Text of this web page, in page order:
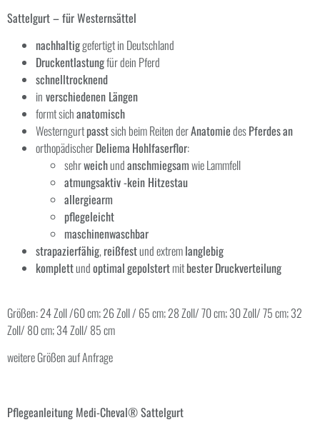
Sattelgurt – für Westernsättel
nachhaltiggefertigt in Deutschland
Druckentlastungfür dein Pferd
schnelltrocknend
in verschiedenen Längen
formt sichanatomisch
Westerngurtpasstsich beim Reiten derAnatomiedesPferdesan
orthopädischerDeliema Hohlfaserflor:
sehrweichundanschmiegsamwie Lammfell
atmungsaktiv -kein Hitzestau
allergiearm
pflegeleicht
maschinenwaschbar
strapazierfähig,reißfestund extremlanglebig
komplettundoptimalgepolstertmitbesterDruckverteilung
Größen: 24 Zoll /60 cm; 26 Zoll / 65 cm; 28 Zoll/ 70 cm; 30 Zoll/ 75 cm; 32
Zoll/ 80 cm; 34 Zoll/ 85 cm
weitere Größen auf Anfrage
Pflegeanleitung Medi-Cheval® Sattelgurt